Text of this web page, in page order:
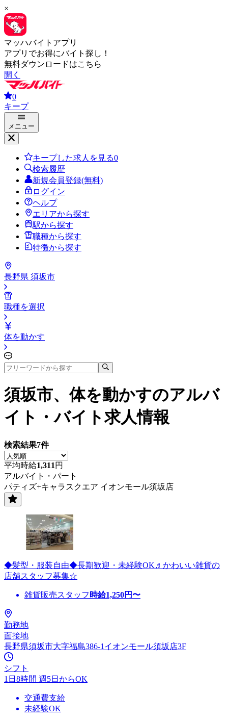
×
マッハバイトアプリ
アプリでお得にバイト探し！
無料ダウンロードはこちら
開く
0
キープ
メニュー
キープした求人を見る0
検索履歴
新規会員登録(無料)
ログイン
ヘルプ
エリアから探す
駅から探す
職種から探す
特徴から探す
長野県 須坂市
職種を選択
体を動かす
須坂市、体を動かすのアルバ
イト・バイト求人情報
検索結果7件
平均時給1,311 円
アルバイト・パート
パティズ+キャラスクエア イオンモール須坂店
◆髪型・服装自由◆長期歓迎・未経験OK♬かわいい雑貨の
店舗スタッフ募集☆
雑貨販売スタッフ 時給1,250円〜
勤務地
面接地
長野県須坂市大字福島386-1イオンモール須坂店3F
シフト
1日8時間 週5日からOK
交通費支給
未経験OK